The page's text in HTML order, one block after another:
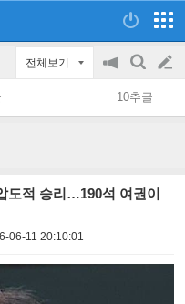
전체보기
공
지
on/off
검
색
글
쓰
10추글
도적 승리…190석 여권이
06-11 20:10:01